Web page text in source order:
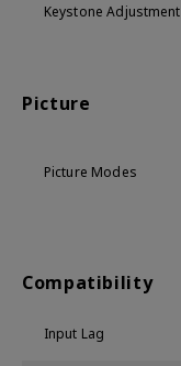
Keystone Adjustment
Picture
Picture Modes
Compatibility
Input Lag